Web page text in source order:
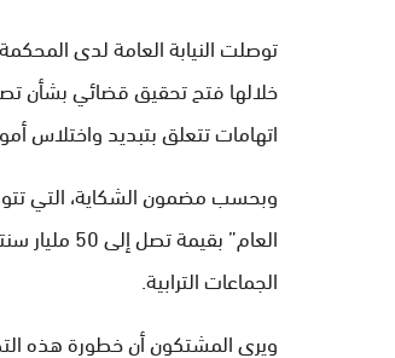
توصلت النيابة العامة لدى
خلالها فتح تحقيق قضائي بشأن
اتهامات تتعلق بتبديد واختلاس
وبحسب مضمون الشكاية، التي
العام”
الجماعات الترابية.
ويرى المشتكون أن خطورة هذه